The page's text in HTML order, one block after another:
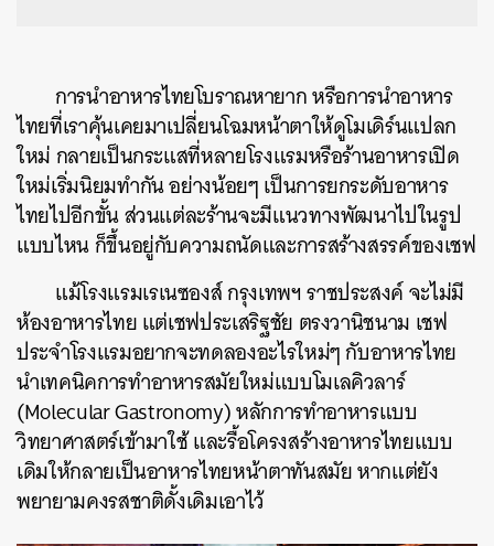
การนำอาหารไทยโบราณหายาก หรือการนำอาหาร
ไทยที่เราคุ้นเคยมาเปลี่ยนโฉมหน้าตาให้ดูโมเดิร์นแปลก
ใหม่ กลายเป็นกระแสที่หลายโรงแรมหรือร้านอาหารเปิด
ใหม่เริ่มนิยมทำกัน อย่างน้อยๆ เป็นการยกระดับอาหาร
ไทยไปอีกขั้น ส่วนแต่ละร้านจะมีแนวทางพัฒนาไปในรูป
แบบไหน ก็ขึ้นอยู่กับความถนัดและการสร้างสรรค์ของเชฟ
แม้โรงแรมเรเนซองส์ กรุงเทพฯ ราชประสงค์ จะไม่มี
ห้องอาหารไทย แต่เชฟประเสริฐชัย ตรงวานิชนาม เชฟ
ประจำโรงแรมอยากจะทดลองอะไรใหม่ๆ กับอาหารไทย
นำเทคนิคการทำอาหารสมัยใหม่แบบโมเลคิวลาร์
(Molecular Gastronomy) หลักการทำอาหารแบบ
วิทยาศาสตร์เข้ามาใช้ และรื้อโครงสร้างอาหารไทยแบบ
เดิมให้กลายเป็นอาหารไทยหน้าตาทันสมัย หากแต่ยัง
พยายามคงรสชาติดั้งเดิมเอาไว้